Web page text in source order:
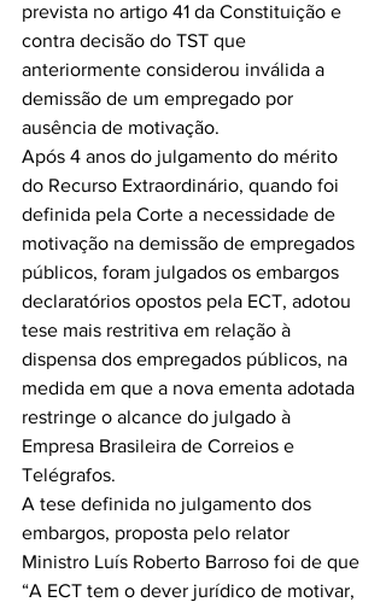
prevista no artigo 41 da Constituição e
contra decisão do TST que
anteriormente considerou inválida a
demissão de um empregado por
ausência de motivação.
Após 4 anos do julgamento do mérito
do Recurso Extraordinário, quando foi
definida pela Corte a necessidade de
motivação na demissão de empregados
públicos, foram julgados os embargos
declaratórios opostos pela ECT, adotou
tese mais restritiva em relação à
dispensa dos empregados públicos, na
medida em que a nova ementa adotada
restringe o alcance do julgado à
Empresa Brasileira de Correios e
Telégrafos.
A tese definida no julgamento dos
embargos, proposta pelo relator
Ministro Luís Roberto Barroso foi de que
“A ECT tem o dever jurídico de motivar,